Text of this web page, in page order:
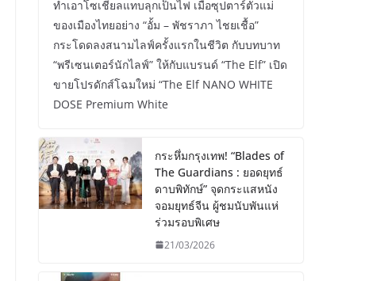
ทำเอาโซเชียลแทบลุกเป็นไฟ เมื่อซุปตาร์ตัวแม่
ของเมืองไทยอย่าง “อั้ม – พัชราภา ไชยเชื้อ”
กระโดดลงสนามไลฟ์ครั้งแรกในชีวิต กับบทบาท
“พรีเซนเตอร์นักไลฟ์” ให้กับแบรนด์ “The Elf” เปิด
ขายโปรดักส์โฉมใหม่ “The Elf NANO WHITE
DOSE Premium White
กระหึ่มกรุงเทพ! “Blades of
The Guardians : ยอดยุทธ์
ดาบพิทักษ์” จุดกระแสหนัง
จอมยุทธ์จีน ผู้ชมนับพันแห่
ร่วมรอบพิเศษ
21/03/2026